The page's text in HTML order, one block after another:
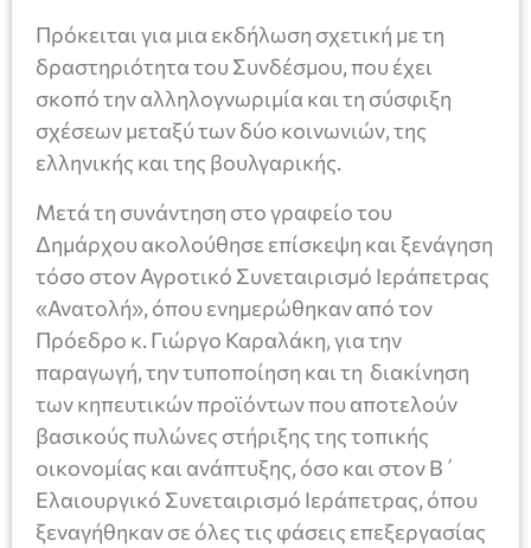
Πρόκειται για μια εκδήλωση σχετική με τη
δραστηριότητα του Συνδέσμου, που έχει
σκοπό την αλληλογνωριμία και τη σύσφιξη
σχέσεων μεταξύ των δύο κοινωνιών, της
ελληνικής και της βουλγαρικής.
Μετά τη συνάντηση στο γραφείο του
Δημάρχου ακολούθησε επίσκεψη και ξενάγηση
τόσο στον Αγροτικό Συνεταιρισμό Ιεράπετρας
«Ανατολή», όπου ενημερώθηκαν από τον
Πρόεδρο κ. Γιώργο Καραλάκη, για την
παραγωγή, την τυποποίηση και τη διακίνηση
των κηπευτικών προϊόντων που αποτελούν
βασικούς πυλώνες στήριξης της τοπικής
οικονομίας και ανάπτυξης, όσο και στον Β΄
Ελαιουργικό Συνεταιρισμό Ιεράπετρας, όπου
ξεναγήθηκαν σε όλες τις φάσεις επεξεργασίας